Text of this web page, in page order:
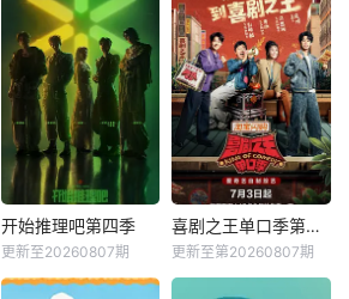
开始推理吧第四季
更新至20260807期
喜剧之王单口季第三季
更新至第20260807期